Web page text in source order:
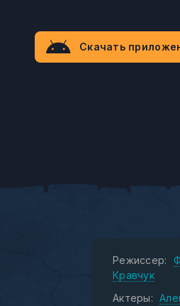
Скачать
Режиссер:
Кравчук
Актеры: